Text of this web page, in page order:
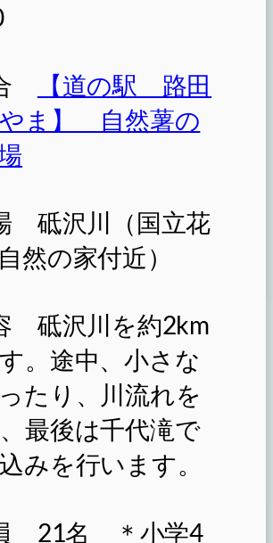
【道の駅 路田
ま】 自然薯の
砥沢川（国立花
然の家付近）
砥沢川を約2km
。途中、小さな
たり、川流れを
最後は千代滝で
みを行います。
21名 ＊小学4